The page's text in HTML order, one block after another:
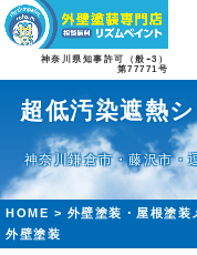
神奈川県知事許可（般ｰ3）
第77771号
超低汚染遮熱
神奈川鎌倉市・藤沢市・
HOME > 外壁塗装・屋根塗装
外壁塗装